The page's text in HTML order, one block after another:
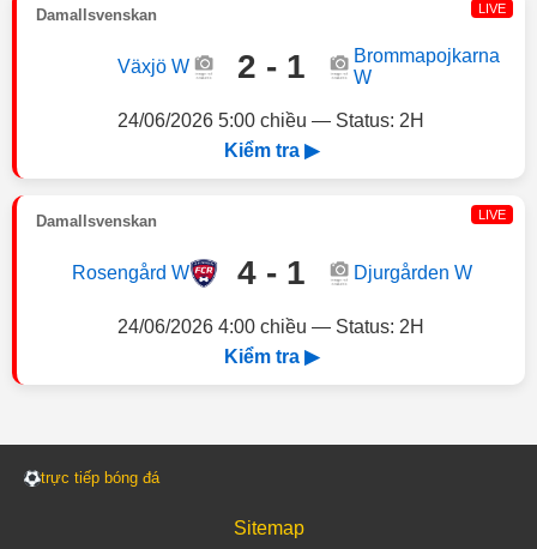
Damallsvenskan LIVE
Växjö W 2 - 1
Brommapojkarna
W
24/06/2026 5:00 chiều — Status: 2H
Kiểm tra ▶
Damallsvenskan LIVE
Rosengård W 4 - 1 Djurgården W
24/06/2026 4:00 chiều — Status: 2H
Kiểm tra ▶
trực tiếp bóng đá
Sitemap